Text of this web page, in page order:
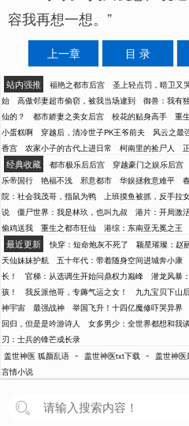
容我再想一想。”
上一章 目 录
站内强推 福艳之都市后宫 圣上轻点罚，暗卫又
始
高傲邻妻超市偷窃，被我当场逮到 御兽：我有
仙的？
都市娇妻之美女后宫 校花的贴身高手 重
小蛋糕啊
穿越后，清冷世子PK王爷前夫 风云之最
香宫
农家小子的古代上进日常 柯南里的捡尸人
经典收藏 都市极乐后后宫 穿越豪门之娱乐后宫
乐帝国行
艳福不浅 邪意都市 华娱拯救意难平
院：社会我茂哥，指鼠为鸭
上班摸鱼被抓，反手拉
说
僵尸世界：我是林玖，也叫九叔 港片：开局激
偷鸡送我
重生之都市狂仙 港综：东南亚无冕之王
最近更新 快穿：短命炮灰不死了 颖星璀璨：赵
天仙妹妹护航
五十年代：带着随身空间进城奔小康
长！
官梯：从选调生开始问鼎权力巅峰 潜龙风暴
孩！
我反派他哥，专薅气运之女！ 九九宝贝下山
神宇宙
最强战神 举国飞升！十四亿魔修吓哭异界
回归，但是是吟游诗人
女多男少：全世界都想和我
刃：士兵的锋芒成长录
盖世神医 狐颜乱语 - 盖世神医txt下载 - 盖世神医
言情小说